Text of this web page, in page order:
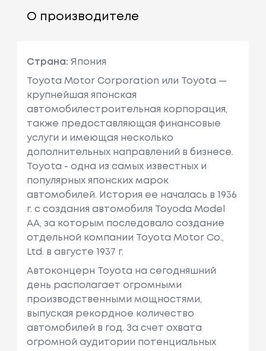
О производителе
Страна: Япония
Toyota Motor Corporation или Toyota —
крупнейшая японская
автомобилестроительная корпорация,
также предоставляющая финансовые
услуги и имеющая несколько
дополнительных направлений в бизнесе.
Toyota - одна из самых известных и
популярных японских марок
автомобилей. История ее началась в 1936
г. с создания автомобиля Toyoda Model
AA, за которым последовало создание
отдельной компании Toyota Motor Co.,
Ltd. в августе 1937 г.
Автоконцерн Toyota на сегодняшний
день располагает огромными
производственными мощностями,
выпуская рекордное количество
автомобилей в год. За счет охвата
огромной аудитории потенциальных